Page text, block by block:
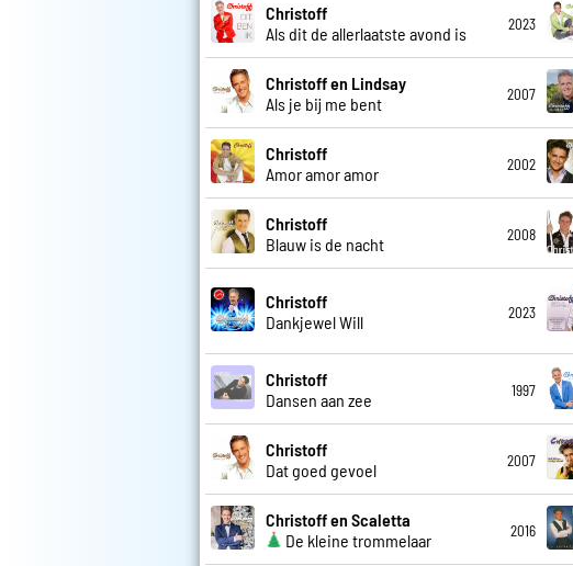
Christoff
Als dit de allerlaatste avond is
2023
Christoff en Lindsay
Als je bij me bent
2007
Christoff
Amor amor amor
2002
Christoff
Blauw is de nacht
2008
Christoff
Dankjewel Will
2023
Christoff
Dansen aan zee
1997
Christoff
Dat goed gevoel
2007
Christoff en Scaletta
De kleine trommelaar
2016